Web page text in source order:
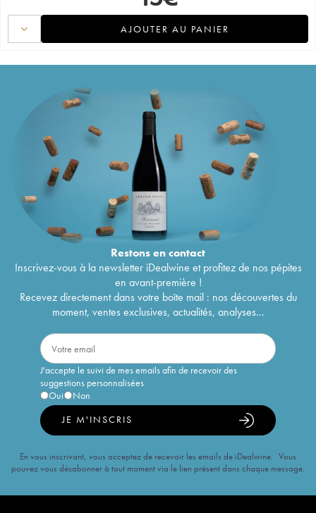
AJOUTER AU PANIER
Restons encontact
Inscrivez-vous à la newsletter iDealwine et profitez de nos pépites
en avant-première !
Recevez directement dans votre boîte mail : nos découvertes du
moment, ventes exclusives, actualités, analyses...
J'accepte le suivi de mes emails afin de recevoir des
suggestions personnalisées
Oui
Non
JE M'INSCRIS
En vous inscrivant, vous acceptez de recevoir les emails de iDealwine. Vous
pouvez vous désabonner à tout moment via le lien présent dans chaque message.